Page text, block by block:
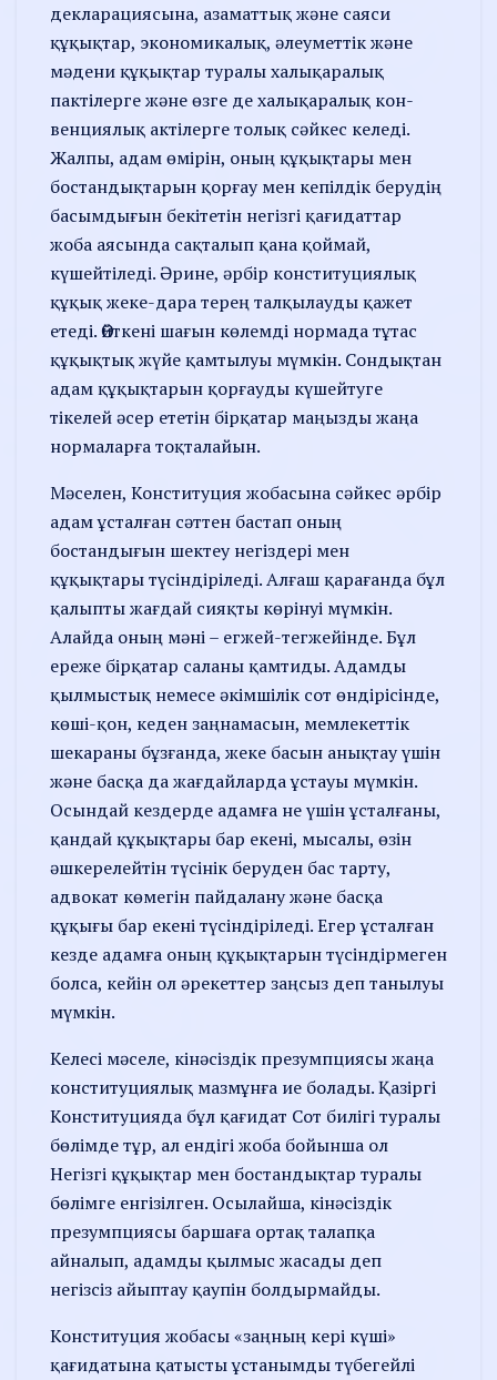
декларациясына, азаматтық және саяси
құқықтар, экономикалық, әлеуметтік және
мәдени құқықтар туралы халықаралық
пактілер­ге және өзге де халықаралық кон­
венциялық актілерге то­лық сәйкес келеді.
Жалпы, адам өмірін, оның құқықтары мен
бостандықтарын қорғау мен кепілдік берудің
басымдығын бекітетін негізгі қағидаттар
жоба аясында сақталып қана қоймай,
күшейтіледі. Әрине, әрбір конституциялық
құқық жеке-дара терең талқылауды қажет
етеді. Өйткені шағын көлемді нормада тұтас
құқықтық жүйе қамтылуы мүмкін. Сондықтан
адам құқықтарын қорғауды күшейтуге
тікелей әсер ететін бірқатар маңызды жаңа
нор­маларға тоқталайын.
Мәселен, Конституция жобасына сәйкес әрбір
адам ұсталған сәттен бастап оның
бостандығын шектеу негіздері мен
құқықтары түсіндіріледі. Алғаш қарағанда бұл
қалыпты жағдай сияқты көрінуі мүмкін.
Алайда оның мәні – егжей-тегжейінде. Бұл
ереже бірқатар саланы қамтиды. Адамды
қылмыстық немесе әкімшілік сот өндірісінде,
көші-қон, кеден заңнамасын, мемлекеттік
шекараны бұзғанда, жеке басын анықтау үшін
және басқа да жағдайларда ұстауы мүмкін.
Осындай кездерде адамға не үшін ұсталғаны,
қандай құқықтары бар екені, мысалы, өзін
әшкерелейтін түсінік беруден бас тарту,
адвокат көмегін пайдалану және басқа
құқығы бар екені түсіндіріледі. Егер ұстал­ған
кезде адамға оның құқық­тарын түсіндірмеген
болса, кейін ол әрекеттер заңсыз деп танылуы
мүмкін.
Келесі мәселе, кінәсіздік презумпциясы жаңа
конституциялық мазмұнға ие болады. Қазіргі
Конституцияда бұл қағидат Сот билігі туралы
бөлімде тұр, ал ендігі жоба бойынша ол
Негізгі құқықтар мен бостандықтар туралы
бөлімге енгізілген. Осылайша, кінәсіздік
презумпциясы баршаға ортақ талапқа
айналып, адамды қылмыс жасады деп
негізсіз айып­тау қаупін болдырмайды.
Конституция жобасы «заңның кері күші»
қағидатына қатысты ұстанымды түбегейлі